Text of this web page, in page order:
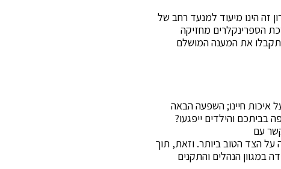
זה הינו מיעוד למנעד רחב של
הספרינקלרים מחזיקה
את המענה המושלם
איכות חיינו; השפעה הבאה
בביתכם והילדים ייפגעו?
עם
הצד הטוב ביותר. וזאת, תוך
במגוון הנהלים והתקנים